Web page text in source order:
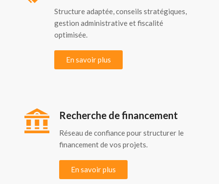
Structure adaptée, conseils stratégiques,
gestion administrative et fiscalité
optimisée.
En savoir plus
Recherche de financement
Réseau de confiance pour structurer le
financement de vos projets.
En savoir plus